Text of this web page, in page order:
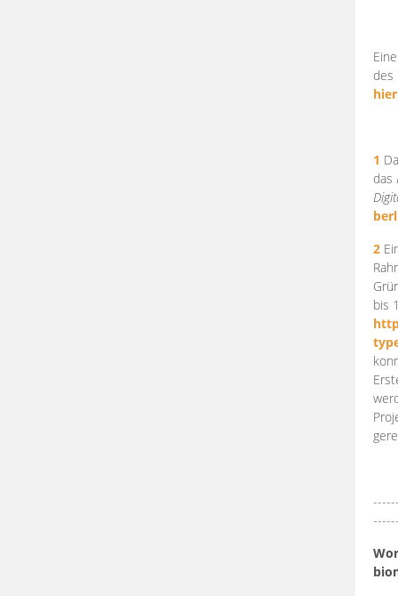
des
hier
1
das
2
bis